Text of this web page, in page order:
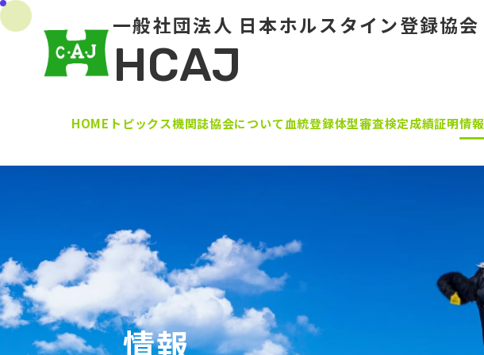
一般社団法人 日本ホルスタイン登録協会
HCAJ
HOME 協会について 血統登録体型審査検定成績証明情報
トピックス機関誌
情報